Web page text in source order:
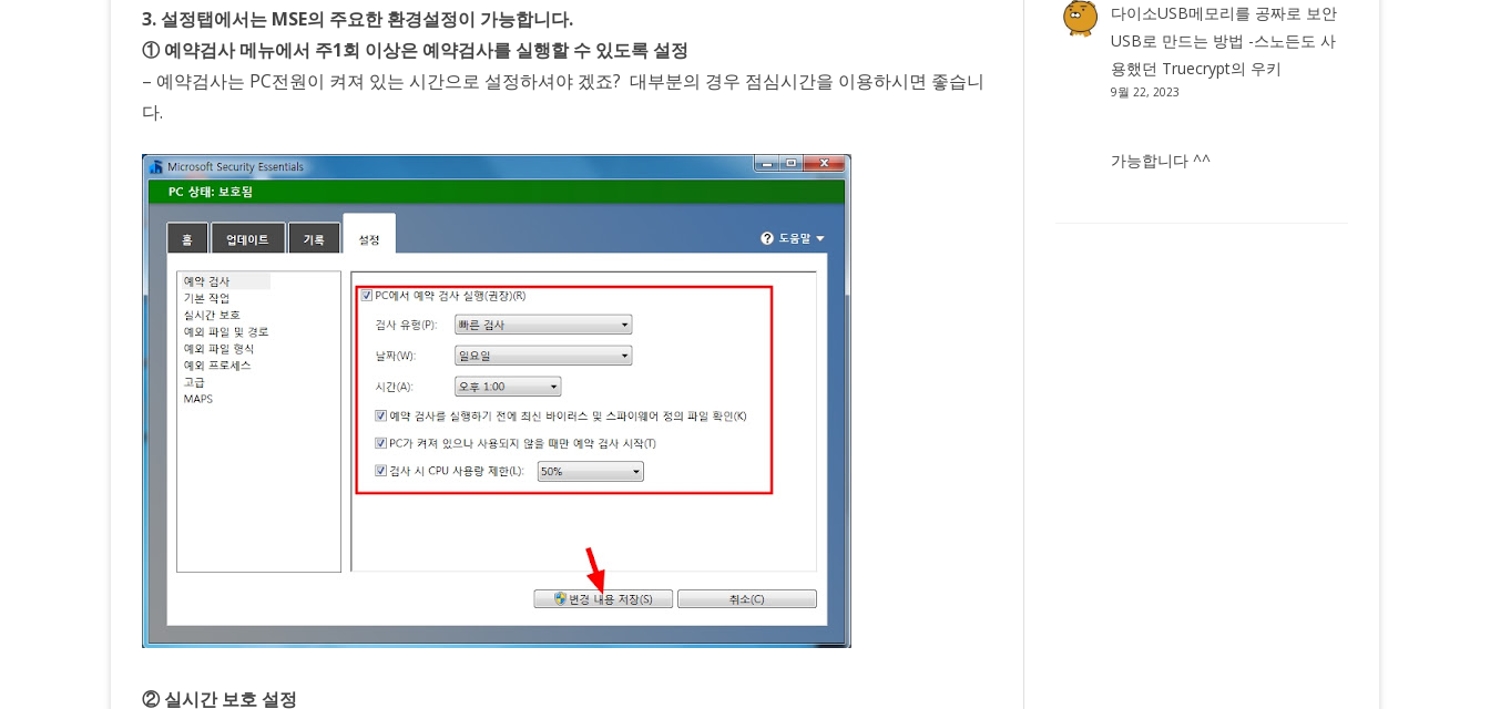
3. 설정탭에서는 MSE의 주요한 환경설정이 가능합니다.
① 예약검사 메뉴에서 주1회 이상은 예약검사를 실행할 수 있도록 설정
– 예약검사는 PC전원이 켜져 있는 시간으로 설정하셔야 겠죠? 대부분의 경우 점심시간을 이용하시면 좋습니
다.
② 실시간 보호 설정
다이소USB메모리를 공짜로 보안
USB로 만드는 방법 -스노든도 사
용했던 Truecrypt의 우키
9월 22, 2023
가능합니다 ^^